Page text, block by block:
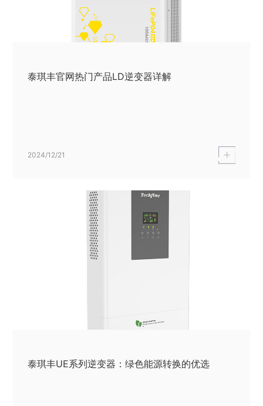
泰琪丰官网热门产品LD逆变器详解
2024/12/21
泰琪丰UE系列逆变器：绿色能源转换的优选